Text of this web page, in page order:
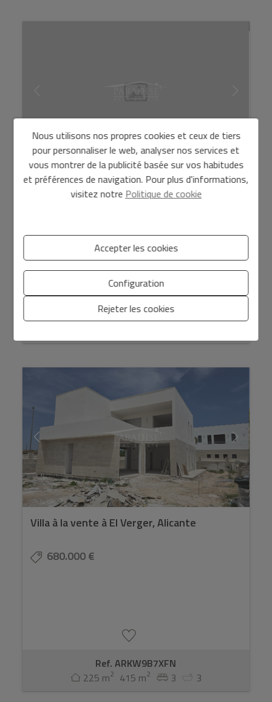
Maison mitoyenne neuve à El Vergel, près
de la mer
Fenêtres et portes-fenêtres en aluminium haut de
gamme, avec rupture thermique et double vitrage avec
chambre de type « Climalit ». Stores motorisés dans les
chambre...
Villa à la vente à El Verger, Alicante
680.000 €
Ref. ARKW9B7XFN
225 m2 415 m2 3 3
Nous utilisons nos propres cookies et ceux de tiers
pour personnaliser le web, analyser nos services et
vous montrer de la publicité basée sur vos habitudes
et préférences de navigation. Pour plus d'informations,
visitez notre Politique de cookie
Accepter les cookies
Configuration
Rejeter les cookies